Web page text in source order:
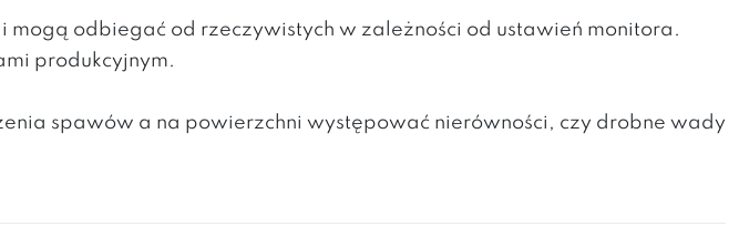
odbiegać od rzeczywistych w zależności od ustawień monitora.
produkcyjnym.
spawów a na powierzchni występować nierówności, czy drobne wady